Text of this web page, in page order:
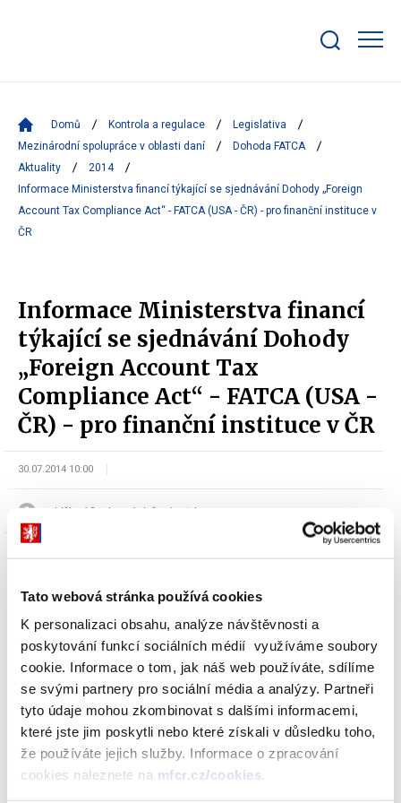
Tato webová stránka používá cookies
K personalizaci obsahu, analýze návštěvnosti a
poskytování funkcí sociálních médií využíváme soubory
cookie. Informace o tom, jak náš web používáte, sdílíme
se svými partnery pro sociální média a analýzy. Partneři
tyto údaje mohou zkombinovat s dalšími informacemi,
které jste jim poskytli nebo které získali v důsledku toho,
že používáte jejich služby. Informace o zpracování
cookies naleznete na mfcr.cz/cookies.
bar
Domů Kontrola a regulace
Legislativa
Mezinárodní spolupráce v oblasti daní
Dohoda FATCA
Aktuality
2014
Informace Ministerstva financí týkající se sjednávání Dohody „Foreign
Account Tax Compliance Act“ - FATCA (USA - ČR) - pro finanční instituce v
ČR
Informace Ministerstva financí
týkající se sjednávání Dohody
„Foreign Account Tax
Compliance Act“ - FATCA (USA -
ČR) - pro finanční instituce v ČR
30.07.2014 10:00
oddělení Souhrnné daňové vztahy
Podpis Dohody FATCA
Ministerstvo financí informuje, že na jednání vlády České
republiky, které se konalo dne 21. července 2014, bylo schváleno
usnesení vlády č. 618k návrhu na sjednání Dohody mezi Českou
republikou a Spojenými státy americkými o zlepšení dodržování
daňových předpisů v mezinárodním měřítku a s ohledem na